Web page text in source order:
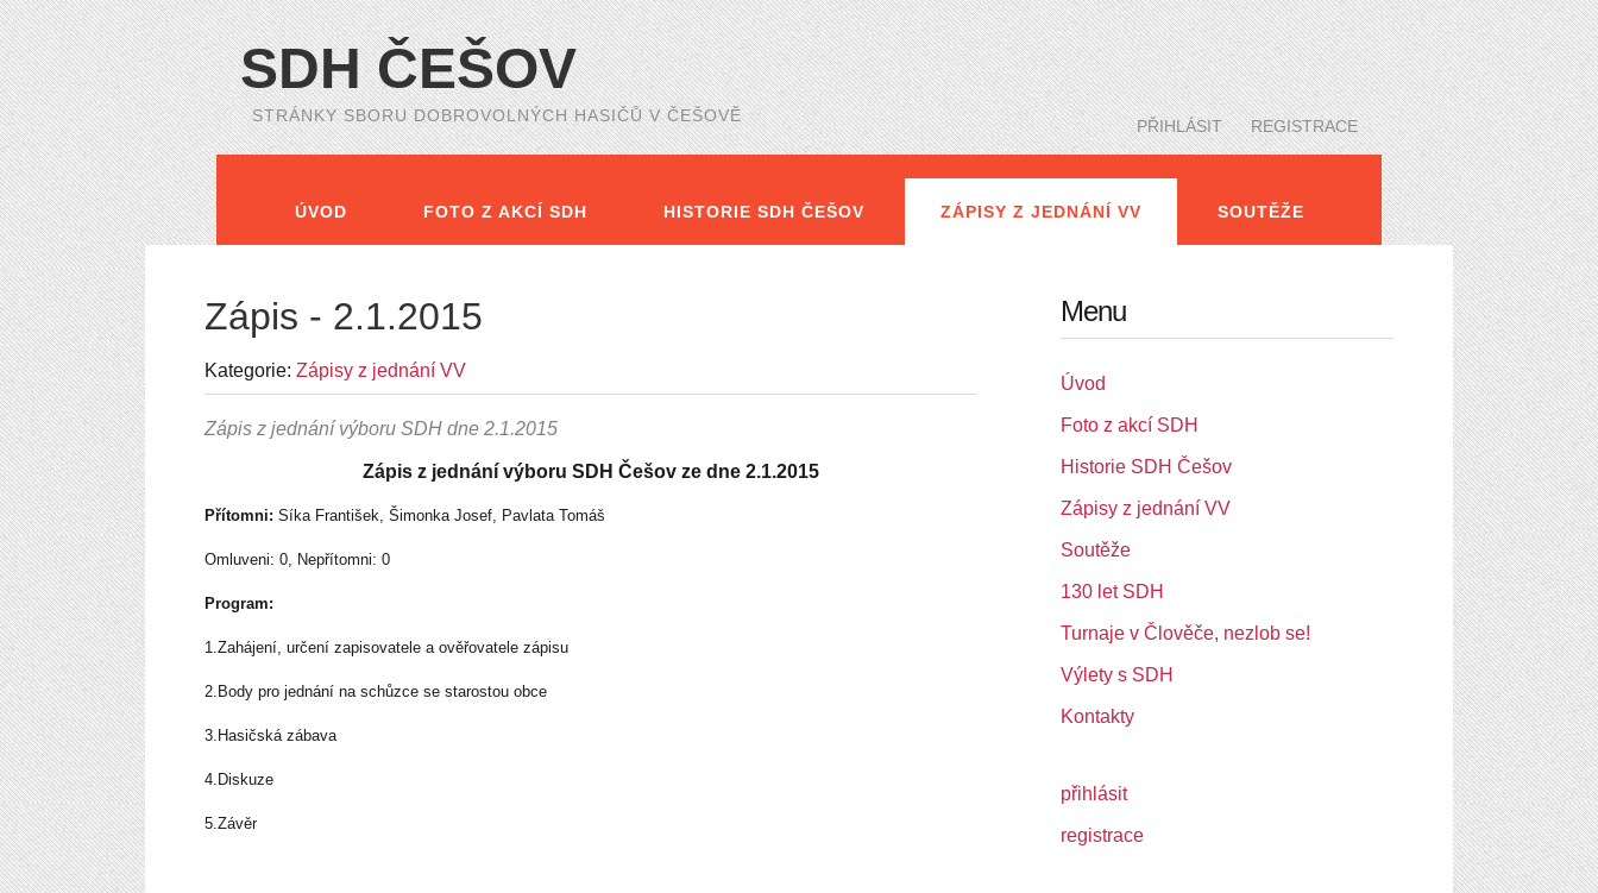
SDH ČEŠOV
STRÁNKY SBORU DOBROVOLNÝCH HASIČŮ V ČEŠOVĚ
PŘIHLÁSIT REGISTRACE
ÚVOD FOTO Z AKCÍ SDH HISTORIE SDH ČEŠOV ZÁPISY Z JEDNÁNÍ VV SOUTĚŽE
Zápis - 2.1.2015
Kategorie: Zápisy z jednání VV
Zápis z jednání výboru SDH dne 2.1.2015
Zápis z jednání výboru SDH Češov ze dne 2.1.2015
Přítomni: Síka František, Šimonka Josef, Pavlata Tomáš
Omluveni: 0, Nepřítomni: 0
Program:
1.Zahájení, určení zapisovatele a ověřovatele zápisu
2.Body pro jednání na schůzce se starostou obce
3.Hasičská zábava
4.Diskuze
5.Závěr
Menu
Úvod
Foto z akcí SDH
Historie SDH Češov
Zápisy z jednání VV
Soutěže
130 let SDH
Turnaje v Člověče, nezlob se!
Výlety s SDH
Kontakty
přihlásit
registrace